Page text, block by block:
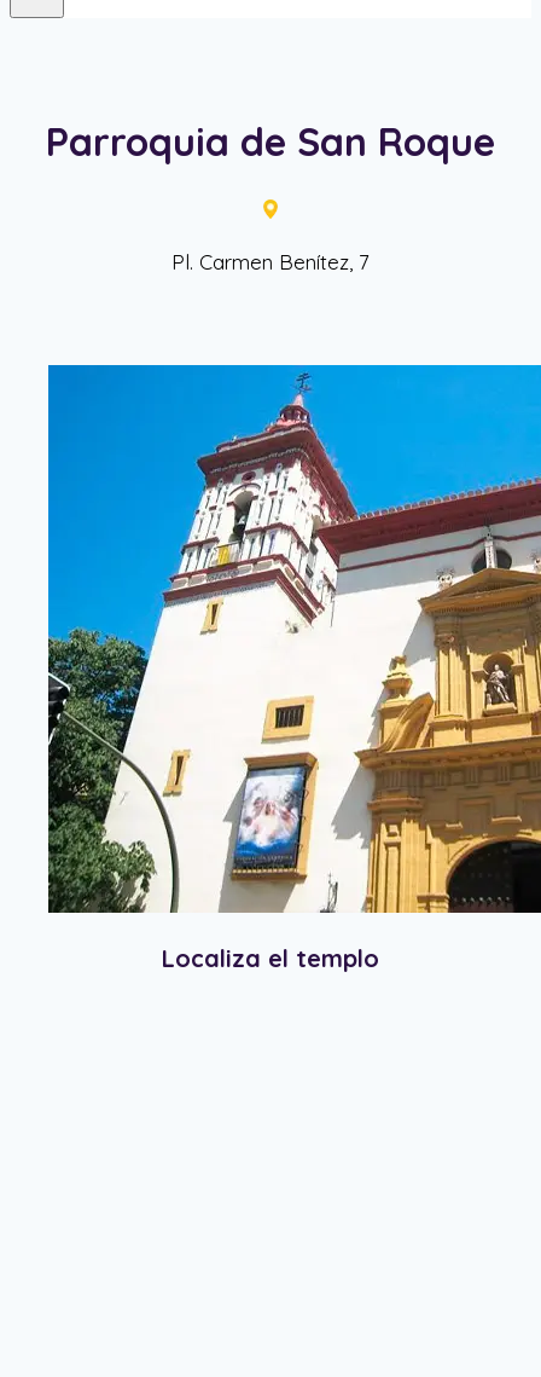
Parroquia de San Roque
Pl. Carmen Benítez, 7
Localiza el templo